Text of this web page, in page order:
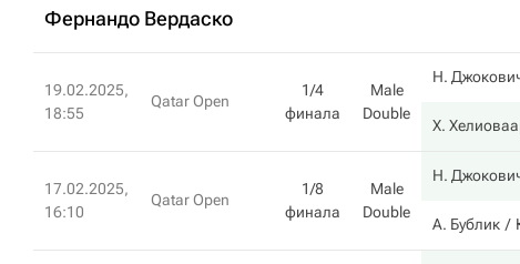
Фернандо Вердаско
19.02.2025,
18:55
Qatar Open
1/4
финала
Male
Double
Н.
Х.
17.02.2025,
16:10
Qatar Open
1/8
финала
Male
Double
Н.
А. Бублик